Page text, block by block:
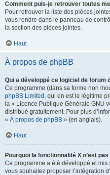
Comment puis-je retrouver toutes
Pour retrouver la liste des pièces
vous rendre dans le panneau de
la section des pièces jointes.
Haut
À propos de phpBB
Qui a développé ce logiciel de forum
Ce programme (dans sa forme non
phpBB Limited , qui en est le légitime
la « Licence Publique Générale GNU
distribué gratuitement. Pour plus
« À propos de phpBB » (en anglais).
Haut
Pourquoi la fonctionnalité X n’est
Ce programme a été développé et
vous souhaitez proposer l’intégration